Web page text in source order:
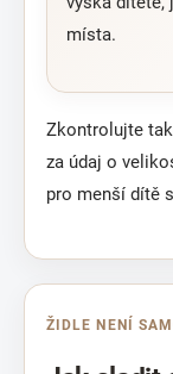
místa.
Zkontrolujte
za údaj o
pro menší dítě
ŽIDLE NENÍ